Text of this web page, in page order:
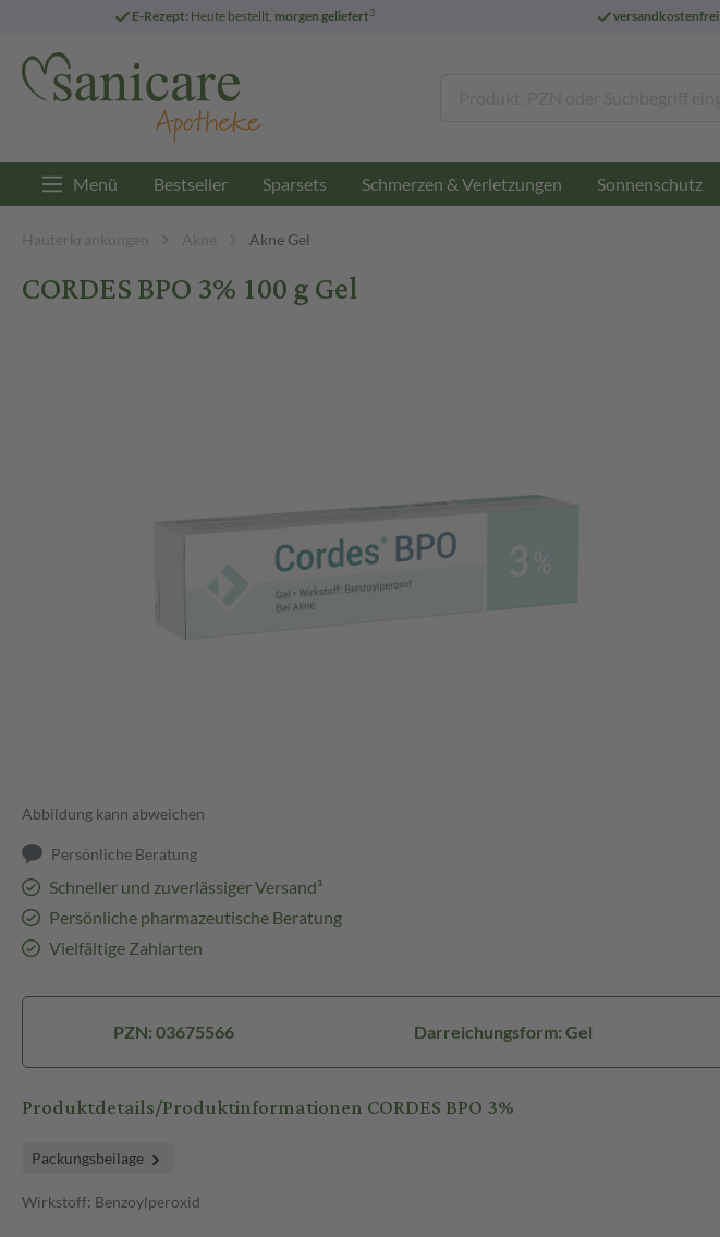
E-Rezept: Heute bestellt, morgen geliefert3 versandkostenfrei
Menü Bestseller Sparsets Schmerzen & Verletzungen Sonnenschutz
Hauterkrankungen Akne Akne Gel
CORDES BPO 3% 100 g Gel
Abbildung kann abweichen
Persönliche Beratung
Schneller und zuverlässiger Versand³
Persönliche pharmazeutische Beratung
Vielfältige Zahlarten
PZN: 03675566 Darreichungsform: Gel
Produktdetails/Produktinformationen CORDES BPO 3%
Packungsbeilage
Wirkstoff: Benzoylperoxid